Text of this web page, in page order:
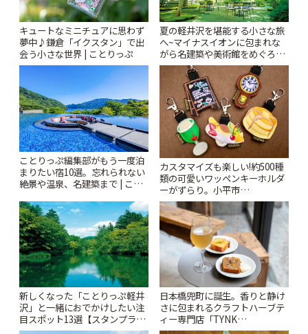
キュートなミニチュアに思わず
夢中♪鎌倉「イクスタン」で出
会う小さな世界 | ことりっぷ
夏の軽井沢を堪能する小さな旅
へ~マイナスイオンに包まれな
がら名建築や美術館をめぐろう
~ | ことりっぷ
ことりっぷ編集部がもう一度泊
まりたい宿10選。忘れられない
絶景や温泉、名建築まで | こと
カスタマイズも楽しい!約500種
類の可愛いワッペンキーホルダ
ーがずらり。小平市
「Kimamaya T&K」 | ことりっ
ぷ
新しくなった「ことりっぷ軽井
沢」と一緒におでかけしたい注
目スポット13選【スタンプラリ
ー開催中】 | ことりっぷ
日本橋兜町に誕生。香りと静け
さに包まれるクラフトハーブテ
ィー専門店「TYNK
Kabutocho」 | ことりっぷ